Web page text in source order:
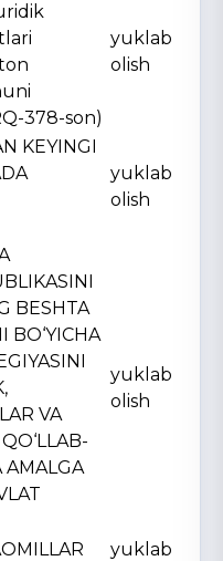
378-son)
yuklab
olish
KЕYINGI
yuklab
olish
BЕSHTA
BO‘YICHA
VA
AMALGA
yuklab
olish
yuklab